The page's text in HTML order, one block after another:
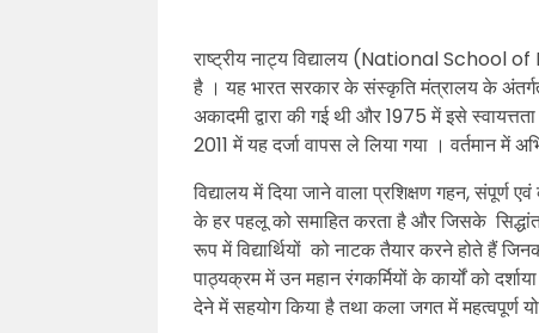
राष्ट्रीय नाट्य विद्यालय (National School
है । यह भारत सरकार के संस्कृति मंत्रालय के
अकादमी द्वारा की गई थी और 1975 में इसे
2011 में यह दर्जा वापस ले लिया गया । वर्तमान में
विद्यालय में दिया जाने वाला प्रशिक्षण गहन, संपूर्ण
के हर पहलू को समाहित करता है और जिसके
रूप में विद्यार्थियों को नाटक तैयार करने होते हैं
पाठ्यक्रम में उन महान रंगकर्मियों के कार्यों को
देने में सहयोग किया है तथा कला जगत में महत्वपूर्ण